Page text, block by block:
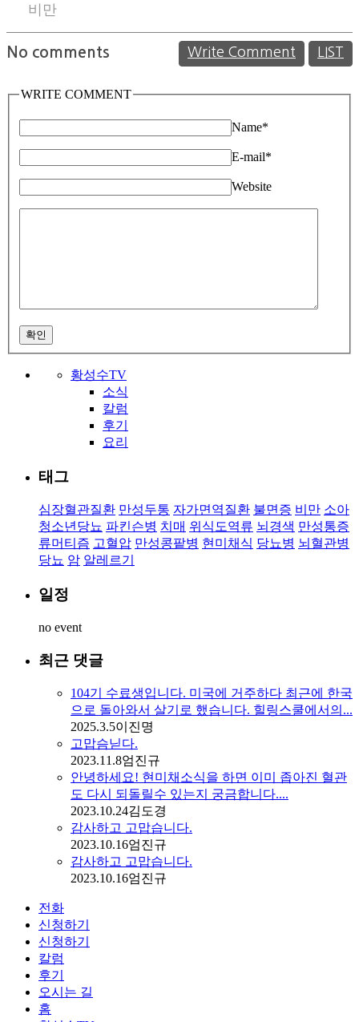
비만
No comments Write Comment LIST
WRITE COMMENT
Name*
E-mail*
Website
확인
황성수TV
소식
칼럼
후기
요리
태그
심장혈관질환 만성두통 자가면역질환 불면증 비만 소아
청소년당뇨 파킨슨병 치매 위식도역류 뇌경색 만성통증
류머티즘 고혈압 만성콩팥병 현미채식 당뇨병 뇌혈관병
당뇨 암 알레르기
일정
no event
최근 댓글
104기 수료생입니다. 미국에 거주하다 최근에 한국
으로 돌아와서 살기로 했습니다. 힐링스쿨에서의...
2025.3.5이진명
고맙슴닏다.
2023.11.8엄진규
안녕하세요! 현미채소식을 하면 이미 좁아진 혈관
도 다시 되돌릴수 있는지 궁금합니다....
2023.10.24김도경
감사하고 고맙습니다.
2023.10.16엄진규
감사하고 고맙습니다.
2023.10.16엄진규
전화
신청하기
신청하기
칼럼
후기
오시는 길
홈